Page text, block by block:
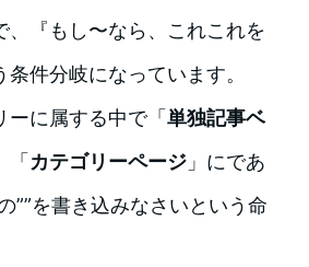
、『もし〜なら、これこれを
条件分岐になっています。
に属する中で「 単独記事ベ
「 カテゴリーページ」にであ
””を書き込みなさいという命